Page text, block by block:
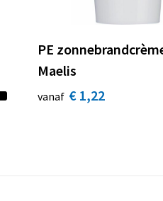
PE
Maelis
vanaf € 1,22